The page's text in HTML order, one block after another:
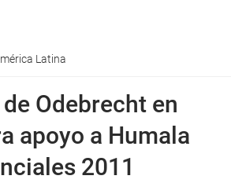
Latina
Odebrecht en
apoyo a Humala
2011